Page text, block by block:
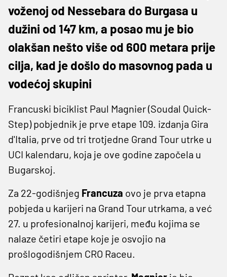
voženoj od Nessebara do Burgasa u
dužini od 147 km, a posao mu je bio
olakšan nešto više od 600 metara prije
cilja, kad je došlo do masovnog pada u
vodećoj skupini
Francuski biciklist Paul Magnier (Soudal Quick-
Step) pobjednik je prve etape 109. izdanja Gira
d'Italia, prve od tri trotjedne Grand Tour utrke u
UCI kalendaru, koja je ove godine započela u
Bugarskoj.
Za 22-godišnjeg Francuza ovo je prva etapna
pobjeda u karijeri na Grand Tour utrkama, a već
27. u profesionalnoj karijeri, među kojima se
nalaze četiri etape koje je osvojio na
prošlogodišnjem CRO Raceu.